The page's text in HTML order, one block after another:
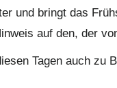
und bringt das
auf den, der
Tagen auch zu